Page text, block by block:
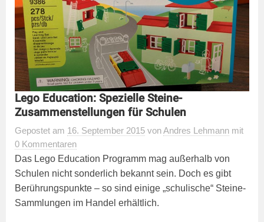
Lego Education: Spezielle Steine-
Zusammenstellungen für Schulen
Gepostet am 16. September 2015 vonAndres Lehmann mit
0 Kommentaren
Das Lego Education Programm mag außerhalb von
Schulen nicht sonderlich bekannt sein. Doch es gibt
Berührungspunkte – so sind einige „schulische“ Steine-
Sammlungen im Handel erhältlich.